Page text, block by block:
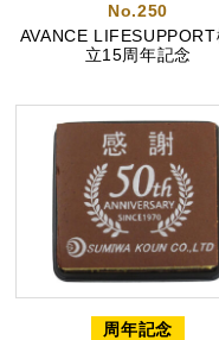
No.250
AVANCE LIFESUPPORT
立15周年記念
周年記念